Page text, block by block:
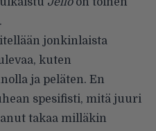
jonkinlaista
kuten
ja peläten. En
spesifisti, mitä juuri
takaa milläkin